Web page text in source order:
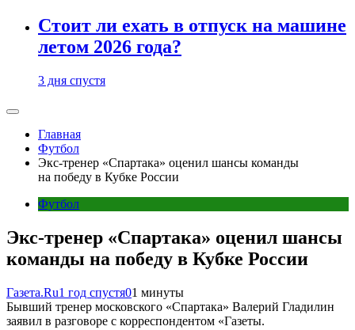
Стоит ли ехать в отпуск на машине
летом 2026 года?
3 дня спустя
Главная
Футбол
Экс-тренер «Спартака» оценил шансы команды
на победу в Кубке России
Футбол
Экс-тренер «Спартака» оценил шансы
команды на победу в Кубке России
Газета.Ru1 год спустя01 минуты
Бывший тренер московского «Спартака» Валерий Гладилин
заявил в разговоре с корреспондентом «Газеты.